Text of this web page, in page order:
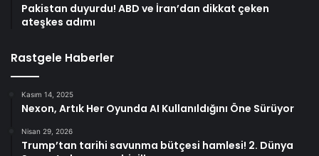
Pakistan duyurdu! ABD ve İran’dan dikkat çeken
ateşkes adımı
Rastgele Haberler
Kasım 14, 2025
Nexon, Artık Her Oyunda AI Kullanıldığını Öne Sürüyor
Nisan 29, 2026
Trump’tan tarihi savunma bütçesi hamlesi! 2. Dünya